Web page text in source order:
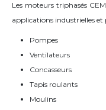
Les moteurs triphasés
applications industrielles et
Pompes
Ventilateurs
Concasseurs
Tapis roulants
Moulins